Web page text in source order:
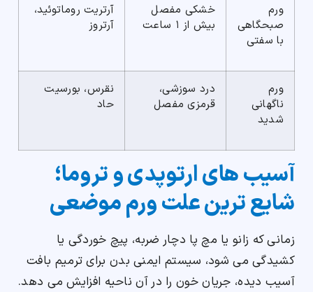
ورم
صبحگاهی
با سفتی
خشکی مفصل
بیش از ۱ ساعت
آرتریت روماتوئید،
آرتروز
ورم
ناگهانی
شدید
درد سوزشی،
قرمزی مفصل
نقرس، بورسیت
حاد
آسیب های ارتوپدی و تروما؛
شایع ترین علت ورم موضعی
زمانی که زانو یا مچ پا دچار ضربه، پیچ خوردگی یا
کشیدگی می شود، سیستم ایمنی بدن برای ترمیم بافت
آسیب دیده، جریان خون را در آن ناحیه افزایش می دهد.